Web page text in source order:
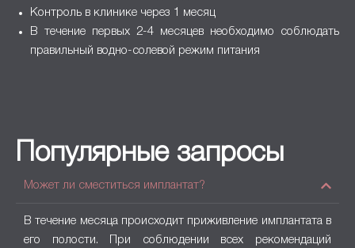
Контроль в клинике через 1 месяц
В течение первых 2-4 месяцев необходимо соблюдать
правильный водно-солевой режим питания
Популярные запросы
Может ли сместиться имплантат?
В течение месяца происходит приживление имплантата в
его полости. При соблюдении всех рекомендаций